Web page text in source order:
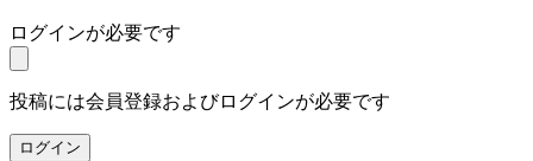
ログインが必要です
投稿には会員登録およびログインが必要です
ログイン